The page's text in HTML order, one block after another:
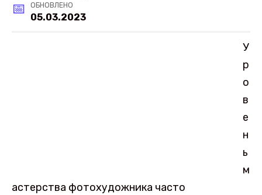
ОБНОВЛЕНО
05.03.2023
У
р
о
в
е
н
ь
м
астерства фотохудожника часто